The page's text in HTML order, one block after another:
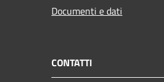
Documenti e dati
CONTATTI